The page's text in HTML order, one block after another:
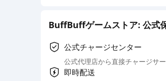
BuffBuffゲームストア: 公式
公式チャージセンター
公式代理店から直接チャージサ
即時配送